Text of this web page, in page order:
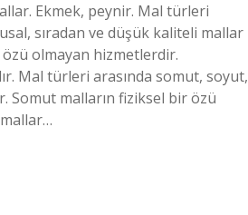
Ekmek, peynir. Mal türleri
sıradan ve düşük kaliteli mallar
olmayan hizmetlerdir.
Mal türleri arasında somut, soyut,
Somut malların fiziksel bir özü